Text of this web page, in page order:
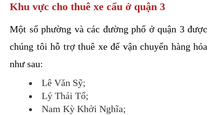
Khu vực cho thuê xe cẩu ở quận 3
Một số phường và các đường phố ở quận 3 được
chúng tôi hỗ trợ thuê xe để vận chuyển hàng hóa
như sau:
Lê Văn Sỹ;
Lý Thái Tổ;
Nam Kỳ Khởi Nghĩa;